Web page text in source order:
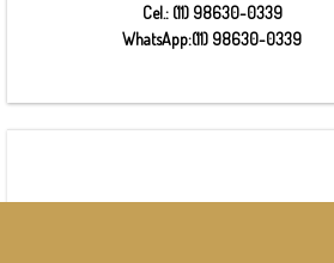
Cel.: (11) 98630-0339
WhatsApp:(11) 98630-0339